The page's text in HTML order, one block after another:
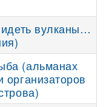
вулканы…
(альманах